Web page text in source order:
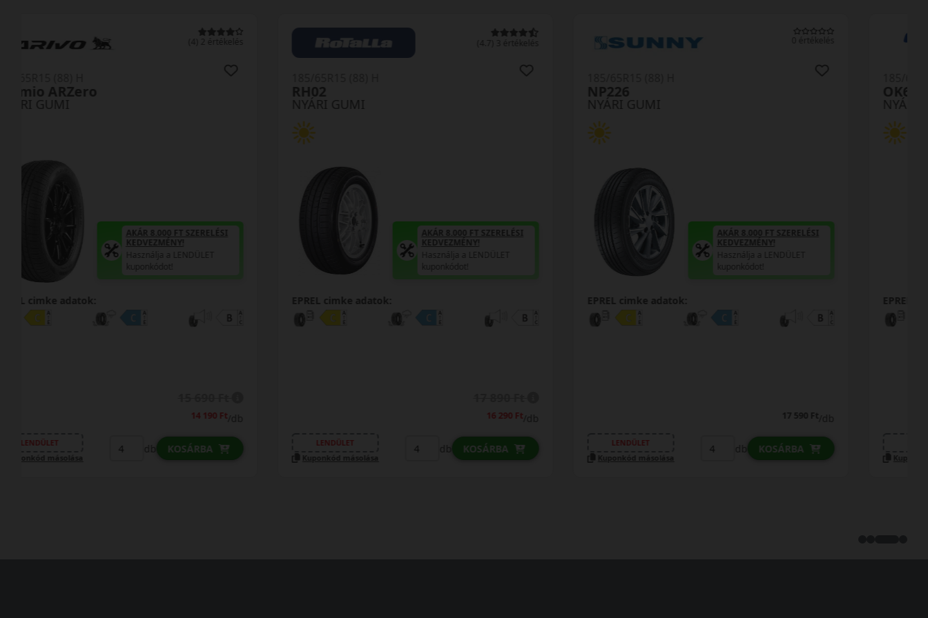
NYÁRI GUMI
OK61
AKÁR 8.000 FT SZERELÉSI
KEDVEZMÉNY!
Használja a LENDÜLET
kuponkódot!
EPREL cimke adatok:
17 690 Ft
Kuponkód másolása
db KOSÁRBA
(5) 3 értékelés
NYÁRI GUMI
AKÁR 8.000 FT SZERELÉSI
KEDVEZMÉNY!
Használja a LENDÜLET
kuponkódot!
EPREL cimke adatok:
19 690 Ft
Kuponkód másolása
db KOSÁRBA
NYÁRI GUMI
KEDVEZMÉNY!
Használja a LENDÜLET
kuponkódot!
EPREL cimke adatok:
22 290 Ft
20 990 Ft